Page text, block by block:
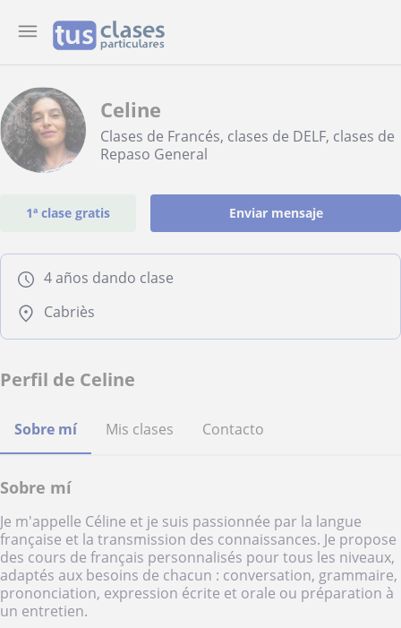
Celine
Clases de Francés, clases de DELF, clases de
Repaso General
1ª clase gratis Enviar mensaje
4 años dando clase
Cabriès
Perfil de Celine
Sobre mí Mis clases Contacto
Sobre mí
Je m'appelle Céline et je suis passionnée par la langue
française et la transmission des connaissances. Je propose
des cours de français personnalisés pour tous les niveaux,
adaptés aux besoins de chacun : conversation, grammaire,
prononciation, expression écrite et orale ou préparation à
un entretien.